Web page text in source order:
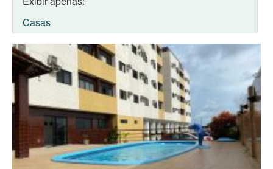
Casas